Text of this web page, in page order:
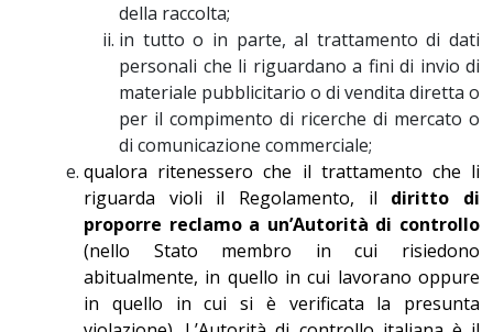
della raccolta;
in tutto o in parte, al trattamento di dati
personali che li riguardano a fini di invio di
materiale pubblicitario o di vendita diretta o
per il compimento di ricerche di mercato o
di comunicazione commerciale;
qualora ritenessero che il trattamento che li
riguarda violi il Regolamento, il diritto di
proporre reclamo a un’Autorità di controllo
(nello Stato membro in cui risiedono
abitualmente, in quello in cui lavorano oppure
in quello in cui si è verificata la presunta